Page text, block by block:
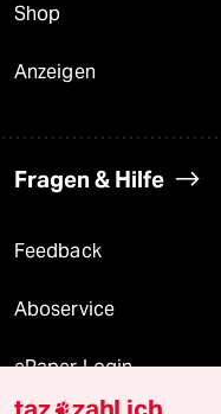
Shop
Anzeigen
Fragen & Hilfe
Feedback
Aboservice
ePaper Login
